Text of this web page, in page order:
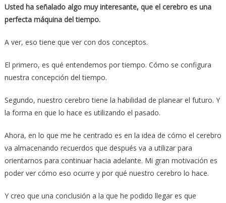
Usted ha señalado algo muy interesante, que el cerebro es una
perfecta máquina del tiempo.
A ver, eso tiene que ver con dos conceptos.
El primero, es qué entendemos por tiempo. Cómo se configura
nuestra concepción del tiempo.
Segundo, nuestro cerebro tiene la habilidad de planear el futuro. Y
la forma en que lo hace es utilizando el pasado.
Ahora, en lo que me he centrado es en la idea de cómo el cerebro
va almacenando recuerdos que después va a utilizar para
orientarnos para continuar hacia adelante. Mi gran motivación es
poder ver cómo eso ocurre y por qué nuestro cerebro lo hace.
Y creo que una conclusión a la que he podido llegar es que